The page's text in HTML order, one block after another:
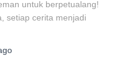
untuk berpetualang!
setiap cerita menjadi